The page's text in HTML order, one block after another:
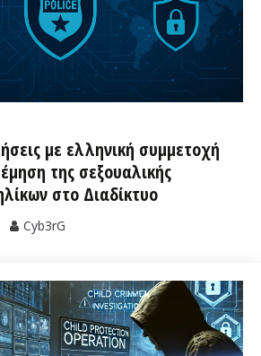
με ελληνική συμμετοχή
της σεξουαλικής
στο Διαδίκτυο
Cyb3rG